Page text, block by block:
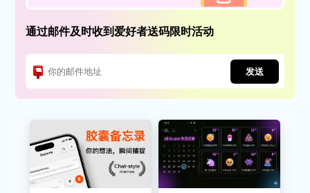
通过邮件及时收到爱好者送码限时活动
发送